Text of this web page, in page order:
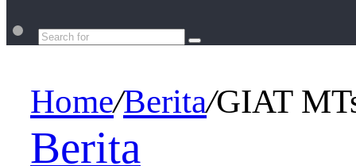
Search
Home/Berita/GIAT
Berita